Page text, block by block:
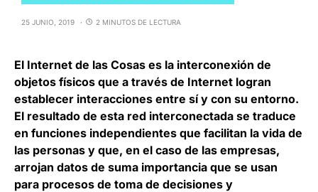
25 JUNIO, 2019 2 MINUTOS DE LECTURA
El Internet de las Cosas es la interconexión de
objetos físicos que a través de Internet logran
establecer interacciones entre sí y con su entorno.
El resultado de esta red interconectada se traduce
en funciones independientes que facilitan la vida de
las personas y que, en el caso de las empresas,
arrojan datos de suma importancia que se usan
para procesos de toma de decisiones y